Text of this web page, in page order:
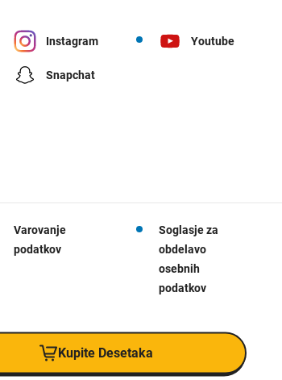
Instagram Youtube
Snapchat
Varovanje
podatkov
Soglasje za
obdelavo
osebnih
podatkov
Kupite Desetaka